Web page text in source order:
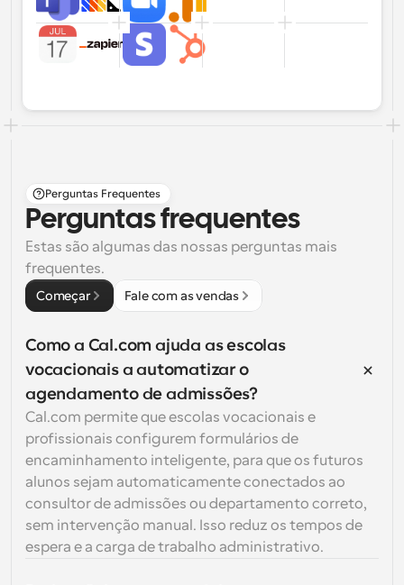
Perguntas Frequentes
Perguntas frequentes
Estas são algumas das nossas perguntas mais
frequentes.
Começar Fale com as vendas
Como a Cal.com ajuda as escolas
vocacionais a automatizar o
agendamento de admissões?
Cal.com permite que escolas vocacionais e
profissionais configurem formulários de
encaminhamento inteligente, para que os futuros
alunos sejam automaticamente conectados ao
consultor de admissões ou departamento correto,
sem intervenção manual. Isso reduz os tempos de
espera e a carga de trabalho administrativo.